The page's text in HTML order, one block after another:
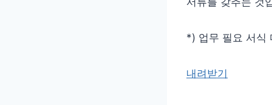
*) 업무 필요 서식
내려받기